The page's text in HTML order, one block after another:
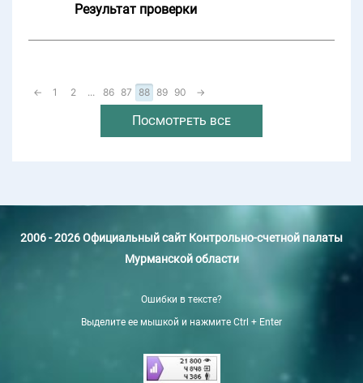
Результат проверки
← 1 2 ... 86 87 88 89 90 →
Посмотреть все
2006 - 2026 Официальный сайт Контрольно-счетной палаты
Мурманской области
Ошибки в тексте?
Выделите ее мышкой и нажмите Ctrl + Enter